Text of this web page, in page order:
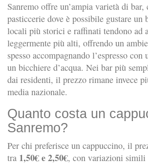
Sanremo offre un’ampia varietà di bar,
pasticcerie dove è possibile gustare un
locali più storici e raffinati tendono ad
leggermente più alti, offrendo un
spesso accompagnando l’espresso
un bicchiere d’acqua. Nei bar più
dai residenti, il prezzo rimane invece
media nazionale.
Quanto costa un
Sanremo?
Per chi preferisce un cappuccino, il
tra 1,50€ e 2,50€, con variazioni simili